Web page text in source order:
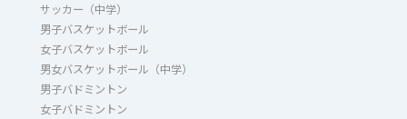
サッカー（中学）
男子バスケットボール
女子バスケットボール
男女バスケットボール（中学）
男子バドミントン
女子バドミントン